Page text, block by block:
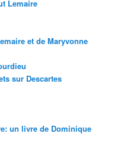
Lemaire
et de Maryvonne
sur Descartes
un livre de Dominique